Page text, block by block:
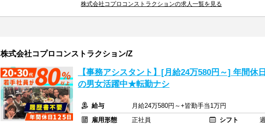
株式会社コプロコンストラクションの求人一覧を見る
株式会社コプロコンストラクション/Z
【事務アシスタント】[月給24万580円～] 年間休
の男女活躍中★転勤ナシ
給与
月給24万580円～+皆勤手当1万円
雇用形態
正社員 シフト